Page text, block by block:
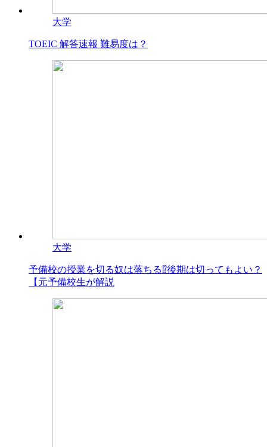
大学
TOEIC 解答速報 難易度は？
大学
予備校の授業を切る奴は落ちる⁉後期は切ってもよい？
【元予備校生が解説